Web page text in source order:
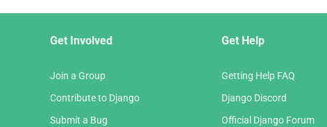
Get Involved
Join a Group
Contribute to Django
Submit a Bug
Get Help
Getting Help FAQ
Django Discord
Official Django Forum